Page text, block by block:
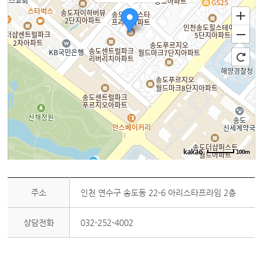
100m
주소 인천 연수구 송도동 22-6 아리스타프라임 2층
상담전화 032-252-4002